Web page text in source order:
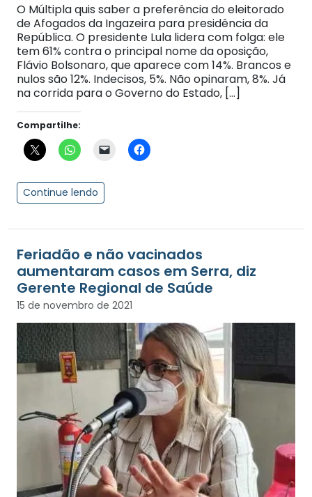
O Múltipla quis saber a preferência do eleitorado
de Afogados da Ingazeira para presidência da
República. O presidente Lula lidera com folga: ele
tem 61% contra o principal nome da oposição,
Flávio Bolsonaro, que aparece com 14%. Brancos e
nulos são 12%. Indecisos, 5%. Não opinaram, 8%. Já
na corrida para o Governo do Estado, […]
Compartilhe:
Continue lendo
Feriadão e não vacinados
aumentaram casos em Serra, diz
Gerente Regional de Saúde
15 de novembro de 2021